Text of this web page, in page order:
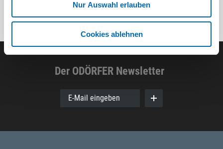
Nur Auswahl erlauben
Cookies ablehnen
Der ODÖRFER Newsletter
E-Mail eingeben